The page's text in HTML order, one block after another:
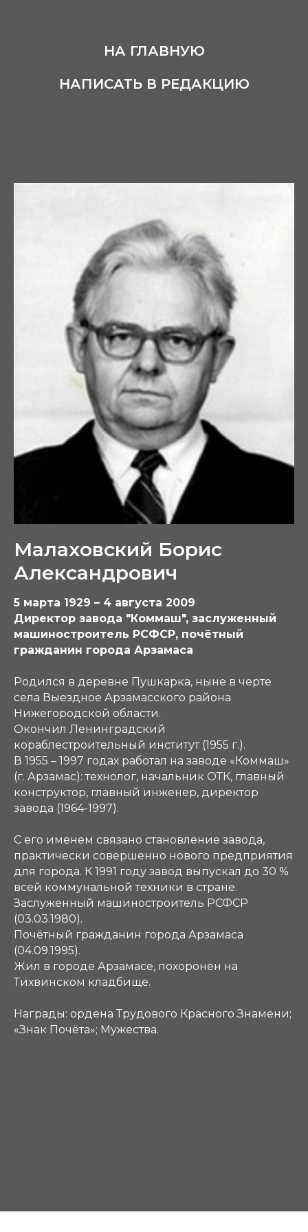
НА ГЛАВНУЮ
НАПИСАТЬ В РЕДАКЦИЮ
Малаховский Борис
Александрович
5 марта 1929 – 4 августа 2009
Директор завода "Коммаш", заслуженный
машиностроитель РСФСР, почётный
гражданин города Арзамаса
Родился в деревне Пушкарка, ныне в черте
села Выездное Арзамасского района
Нижегородской области.
Окончил Ленинградский
кораблестроительный институт (1955 г.).
В 1955 – 1997 годах работал на заводе «Коммаш»
(г. Арзамас): технолог, начальник ОТК, главный
конструктор, главный инженер, директор
завода (1964-1997).
С его именем связано становление завода,
практически совершенно нового предприятия
для города. К 1991 году завод выпускал до 30 %
всей коммунальной техники в стране.
Заслуженный машиностроитель РСФСР
(03.03.1980).
Почётный гражданин города Арзамаса
(04.09.1995).
Жил в городе Арзамасе, похоронен на
Тихвинском кладбище.
Награды: ордена Трудового Красного Знамени;
«Знак Почёта»; Мужества.